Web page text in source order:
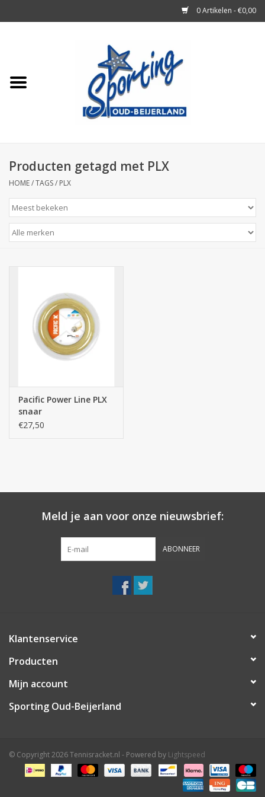
0 Artikelen - €0,00
Tennisrackets
Squash
Producten getagd met PLX
HOME/TAGS/ PLX
Pacific Power Line PLX
snaar
€27,50
Meld je aan voor onze nieuwsbrief:
ABONNEER
Klantenservice
Producten
Mijn account
Sporting Oud-Beijerland
© Copyright 2026 Tennisracket.nl - Powered by Lightspeed